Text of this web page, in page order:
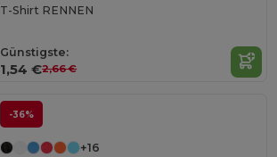
T-Shirt RENNEN
Günstigste:
1,54 €2,66 €
-36%
+16